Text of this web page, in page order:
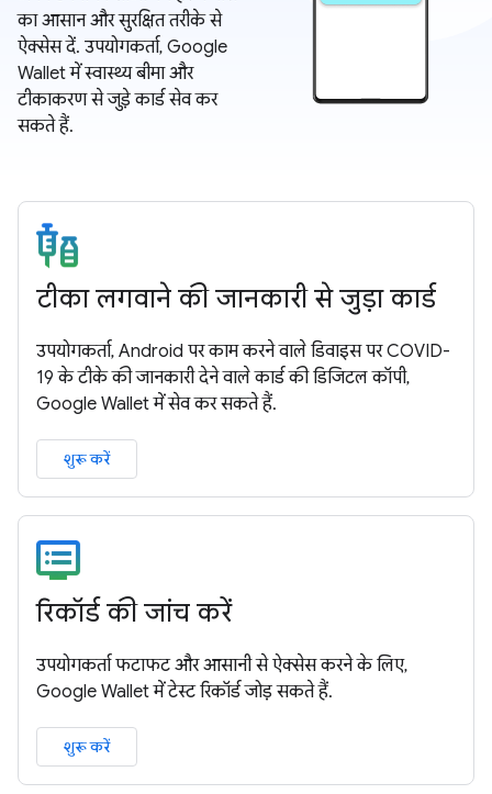
का आसान और सुरक्षित तरीके से
ऐक्सेस दें. उपयोगकर्ता, Google
Wallet में स्वास्थ्य बीमा और
टीकाकरण से जुड़े कार्ड सेव कर
सकते हैं.
टीका लगवाने की जानकारी से जुड़ा कार्ड
उपयोगकर्ता, Android पर काम करने वाले डिवाइस पर COVID-
19 के टीके की जानकारी देने वाले कार्ड की डिजिटल कॉपी,
Google Wallet में सेव कर सकते हैं.
शुरू करें
रिकॉर्ड की जांच करें
उपयोगकर्ता फटाफट और आसानी से ऐक्सेस करने के लिए,
Google Wallet में टेस्ट रिकॉर्ड जोड़ सकते हैं.
शुरू करें